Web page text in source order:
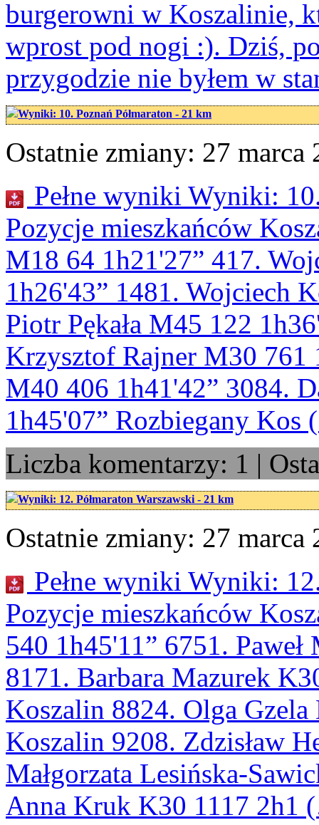
burgerowni w Koszalinie,
wprost pod nogi :). Dziś,
przygodzie nie byłem w
Wyniki: 10. Poznań Półmaraton - 21 km
Ostatnie zmiany: 27 marca
Pełne wyniki Wyniki:
Pozycje mieszkańców
M18 64 1h21'27” 417.
1h26'43” 1481. Wojciech
Piotr Pękała M45 122
Krzysztof Rajner M30 761
M40 406 1h41'42” 3084.
1h45'07” Rozbiegany
Liczba komentarzy: 1 |
Wyniki: 12. Półmaraton Warszawski - 21 km
Ostatnie zmiany: 27 marca
Pełne wyniki Wyniki:
Pozycje mieszkańców
540 1h45'11” 6751.
8171. Barbara Mazurek
Koszalin 8824. Olga
Koszalin 9208. Zdzisław
Małgorzata Lesińska-
Anna Kruk K30 1117 2h1